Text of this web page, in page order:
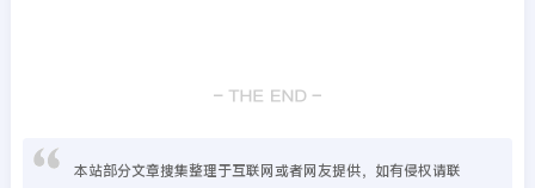
本站部分文章搜集整理于互联网或者网友提供，如有侵权请联